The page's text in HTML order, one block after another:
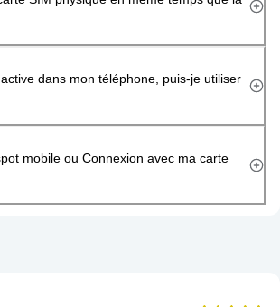
dans mon téléphone, puis-je utiliser
mobile ou Connexion avec ma carte